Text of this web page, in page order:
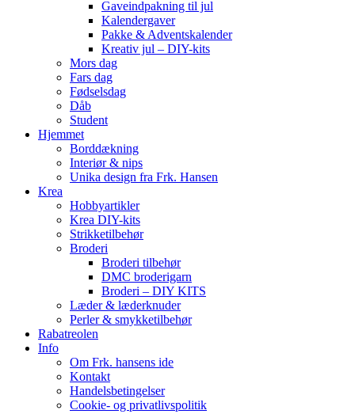
Gaveindpakning til jul
Kalendergaver
Pakke & Adventskalender
Kreativ jul – DIY-kits
Mors dag
Fars dag
Fødselsdag
Dåb
Student
Hjemmet
Borddækning
Interiør & nips
Unika design fra Frk. Hansen
Krea
Hobbyartikler
Krea DIY-kits
Strikketilbehør
Broderi
Broderi tilbehør
DMC broderigarn
Broderi – DIY KITS
Læder & læderknuder
Perler & smykketilbehør
Rabatreolen
Info
Om Frk. hansens ide
Kontakt
Handelsbetingelser
Cookie- og privatlivspolitik